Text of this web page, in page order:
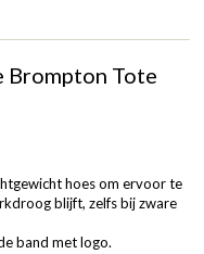
Brompton Tote
hoes om ervoor te
blijft, zelfs bij zware
band met logo.